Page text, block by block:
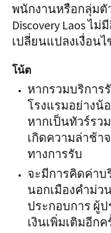
พนักงานหรือกลุ่มตั
Discovery Laos ไ
เปลี่ยนแปลงเงื่อน
โน้ต
หากรวมบริการ
โรงแรมอย่างน้
หากเป็นทัวร์รว
เกิดความล่าช้า
ทางการรับ
จะมีการคิดค่าบ
นอกเมืองคำม่ว
ประกอบการ ผู้
เงินเพิ่มเติมอีก